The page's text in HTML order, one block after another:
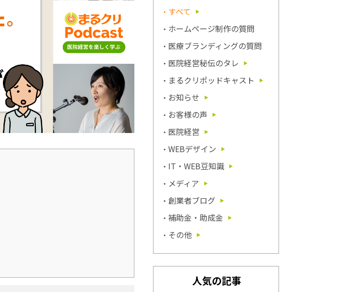
すべて
ホームページ制作の質問
医療ブランディングの質問
医院経営秘伝のタレ
まるクリポッドキャスト
お知らせ
お客様の声
医院経営
WEBデザイン
IT・WEB豆知識
メディア
創業者ブログ
補助金・助成金
その他
人気の記事